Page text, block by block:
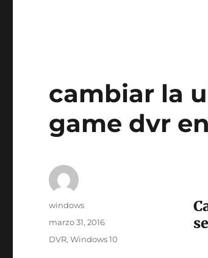
cambiar la
game dvr
Autor
windows
Publicado
marzo 31, 2016
Etiquetas
DVR,Windows 10